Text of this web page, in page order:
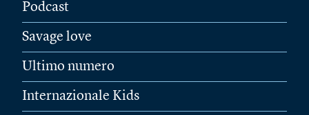
Podcast
Savage love
Ultimo numero
Internazionale Kids